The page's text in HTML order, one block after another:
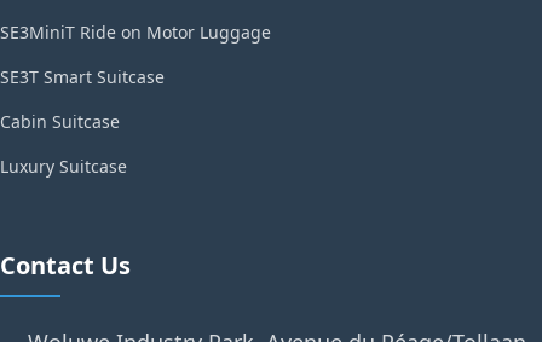
SE3MiniT Ride on Motor Luggage
SE3T Smart Suitcase
Cabin Suitcase
Luxury Suitcase
Contact Us